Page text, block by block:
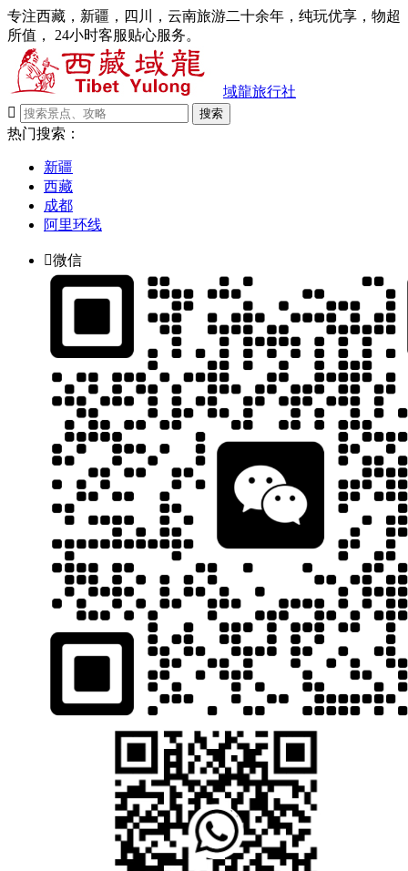
专注西藏，新疆，四川，云南旅游二十余年，纯玩优享，物超
所值， 24小时客服贴心服务。
域龍旅行社

搜索
热门搜索：
新疆
西藏
成都
阿里环线
微信